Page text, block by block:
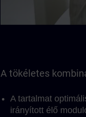
A tökéletes
A tartalmat
irányított élő